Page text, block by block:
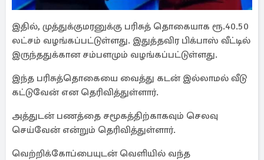
இதில், முத்துக்குமரனுக்கு பரிசுத் தொகையாக ரூ.40.50
லட்சம் வழங்கப்பட்டுள்ளது. இதுத்தவிர பிக்பாஸ் வீட்டில்
இருந்ததுக்கான சம்பளமும் வழங்கப்பட்டுள்ளது.
இந்த பரிசுத்தொகையை வைத்து கடன் இல்லாமல் வீடு
கட்டுவேன் என தெரிவித்துள்ளார்.
அத்துடன் பணத்தை சமூகத்திற்காகவும் செலவு
செய்வேன் என்றும் தெரிவித்துள்ளார்.
வெற்றிக்கோப்பையுடன் வெளியில் வந்த